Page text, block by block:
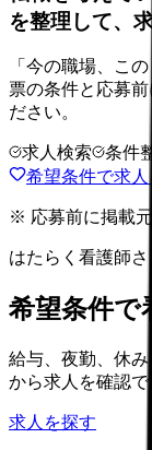
を整理して、
「今の職場、こ
票の条件と応募
ださい。
求人検索 条件
希望条件で求人
※ 応募前に掲載
はたらく看護師さ
希望条件で
給与、夜勤、休
から求人を確認で
求人を探す